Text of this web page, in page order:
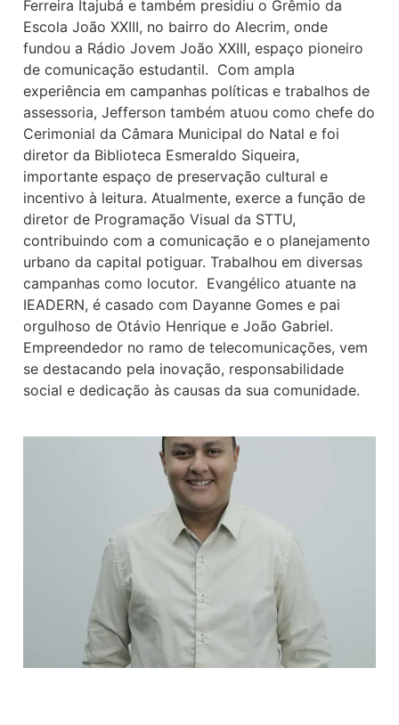
Ferreira Itajubá e também presidiu o Grêmio da
Escola João XXIII, no bairro do Alecrim, onde
fundou a Rádio Jovem João XXIII, espaço pioneiro
de comunicação estudantil. Com ampla
experiência em campanhas políticas e trabalhos de
assessoria, Jefferson também atuou como chefe do
Cerimonial da Câmara Municipal do Natal e foi
diretor da Biblioteca Esmeraldo Siqueira,
importante espaço de preservação cultural e
incentivo à leitura. Atualmente, exerce a função de
diretor de Programação Visual da STTU,
contribuindo com a comunicação e o planejamento
urbano da capital potiguar. Trabalhou em diversas
campanhas como locutor. Evangélico atuante na
IEADERN, é casado com Dayanne Gomes e pai
orgulhoso de Otávio Henrique e João Gabriel.
Empreendedor no ramo de telecomunicações, vem
se destacando pela inovação, responsabilidade
social e dedicação às causas da sua comunidade.